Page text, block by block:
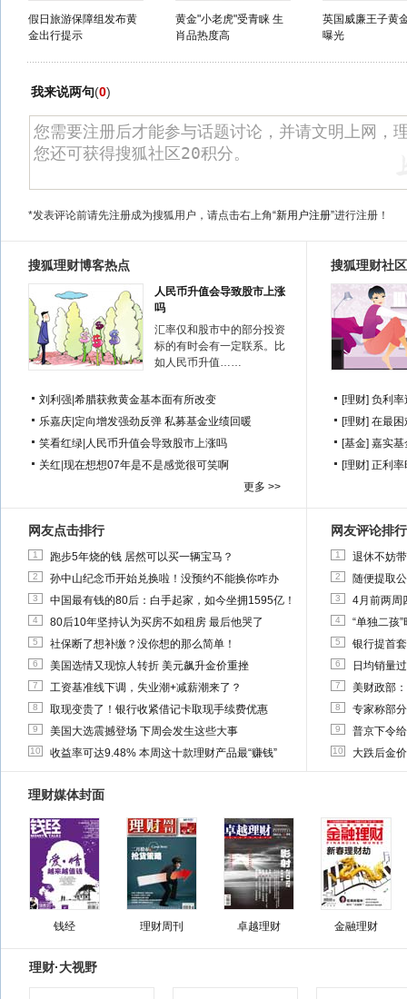
假日旅游保障组发布黄
金出行提示
黄金"小老虎"受青睐 生
肖品热度高
英国威廉王子黄
曝光
我来说两句(0)
*发表评论前请先注册成为搜狐用户，请点击右上角“新用户注册”进行注册！
搜狐理财博客热点
人民币升值会导致股市上涨
吗
汇率仅和股市中的部分投资
标的有时会有一定联系。比
如人民币升值……
刘利强 希腊获救黄金基本面有所改变
乐嘉庆 定向增发强劲反弹 私募基金业绩回暖
笑看红绿 人民币升值会导致股市上涨吗
关红 现在想想07年是不是感觉很可笑啊
更多 >>
搜狐理财社
[理财] 负利率
[理财] 在最困
[基金] 嘉实基
[理财] 正利率
网友点击排行
1 跑步5年烧的钱 居然可以买一辆宝马？
2 孙中山纪念币开始兑换啦！没预约不能换你咋办
3 中国最有钱的80后：白手起家，如今坐拥1595亿！
4 80后10年坚持认为买房不如租房 最后他哭了
5 社保断了想补缴？没你想的那么简单！
6 美国选情又现惊人转折 美元飙升金价重挫
7 工资基准线下调，失业潮+减薪潮来了？
8 取现变贵了！银行收紧借记卡取现手续费优惠
9 美国大选震撼登场 下周会发生这些大事
10 收益率可达9.48% 本周这十款理财产品最“赚钱”
网友评论排行
1 退休不妨
2 随便提取
3 4月前两周
4 “单独二孩
5 银行提首
6 日均销量
7 美财政部
8 专家称部
9 普京下令
10 大跌后金
理财媒体封面
钱经 理财周刊 卓越理财 金融理财
理财·大视野